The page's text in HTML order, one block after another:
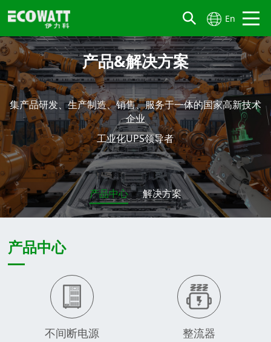
En
产品&解决方案
集产品研发、生产制造、销售、服务于一体的国家高新技术
企业
工业化UPS领导者
产品中心 解决方案
产品中心
不间断电源 整流器